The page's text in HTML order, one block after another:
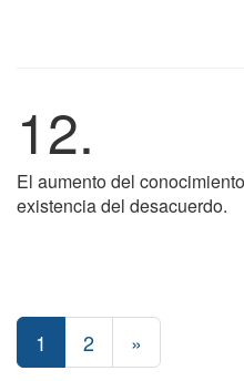
12.
El aumento del
existencia del desacuerdo.
1 2 »